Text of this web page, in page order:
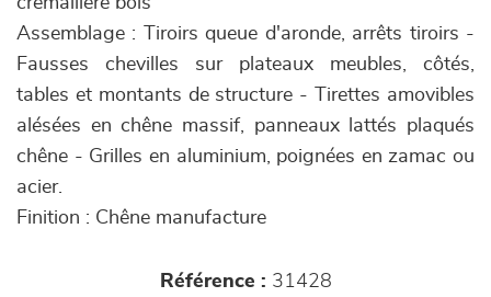
Assemblage : Tiroirs queue d'aronde, arrêts tiroirs -
Fausses chevilles sur plateaux meubles, côtés,
tables et montants de structure - Tirettes amovibles
alésées en chêne massif, panneaux lattés plaqués
chêne - Grilles en aluminium, poignées en zamac ou
acier.
Finition : Chêne manufacture
Référence : 31428